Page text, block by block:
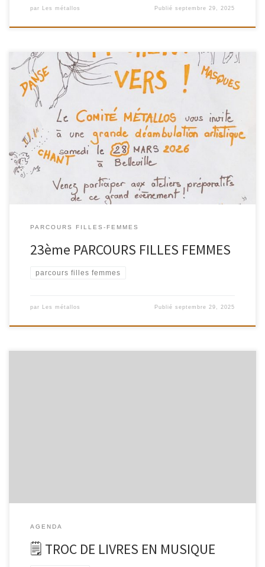
par Les métallos Publiéseptembre 29, 2025
Pour célébrer encore et toujours les droits des femmes dans
l'espace public, le Comité Métallos vous conviera à une grande
marche, haute en couleurs, Samedi 28 Mars 2026 : une
déambulation créative, familiale et festive dans le cadre du
23ème Parcours Filles-Femmes au sein du quartier de Belleville.
Associé cette année au conservatoire du 11ème, le Comité
propose en amont des ateliers ouverts à toutes et tous pour
construire ensemble cette grande fête qui sillonera du jardin Jules
Verne au Parc de Belleville, 6 après-midi pour se rencontrer et
pratiquer trois formes d'art, ensemble et séparement !
PARCOURS FILLES-FEMMES
23ème PARCOURS FILLES FEMMES
parcours filles femmes
par Les métallos Publiéseptembre 29, 2025
AGENDA
🗒 TROC DE LIVRES EN MUSIQUE